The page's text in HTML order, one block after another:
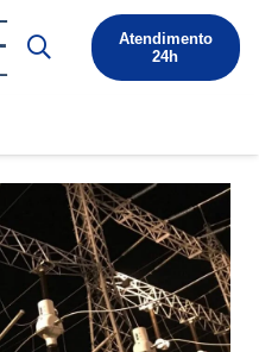
Atendimento
24h